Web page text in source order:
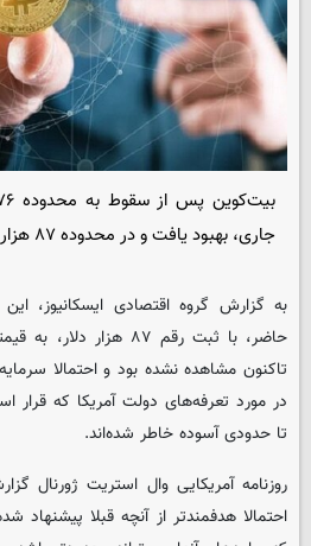
جاری، بهبود یافت و در محدوده ۸۷ هزار دلار قرار گرفت.
به گزارش گروه اقتصادی ایسکانیوز،
حاضر، با ثبت رقم ۸۷
تاکنون مشاهده نشده بود و احتمالا
در مورد تعرفه‌های دولت آمریکا که قرار
تا حدودی آسوده خاطر شده‌اند.
روزنامه آمریکایی وال استریت ژورنال
احتمالا هدفمندتر از آنچه قبلا